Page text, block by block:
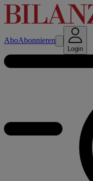
AboAbonnieren
Login